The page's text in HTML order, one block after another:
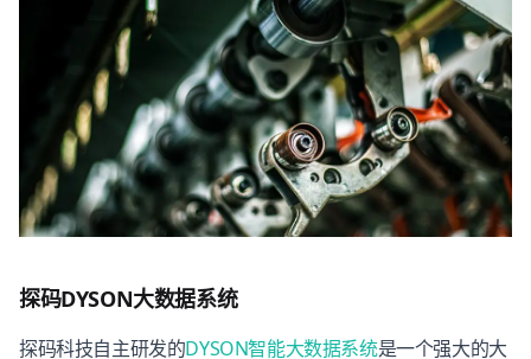
探码DYSON大数据系统
探码科技自主研发的DYSON智能大数据系统是一个强大的大